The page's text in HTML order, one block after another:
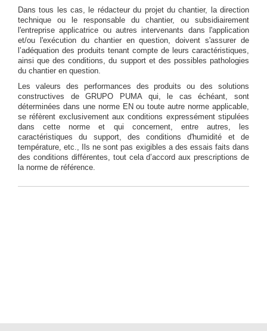
Dans tous les cas, le rédacteur du projet du chantier, la direction
technique ou le responsable du chantier, ou subsidiairement
l'entreprise applicatrice ou autres intervenants dans l'application
et/ou l'exécution du chantier en question, doivent s'assurer de
l’adéquation des produits tenant compte de leurs caractéristiques,
ainsi que des conditions, du support et des possibles pathologies
du chantier en question.
Les valeurs des performances des produits ou des solutions
constructives de GRUPO PUMA qui, le cas échéant, sont
déterminées dans une norme EN ou toute autre norme applicable,
se réfèrent exclusivement aux conditions expressément stipulées
dans cette norme et qui concernent, entre autres, les
caractéristiques du support, des conditions d'humidité et de
température, etc., Ils ne sont pas exigibles a des essais faits dans
des conditions différentes, tout cela d’accord aux prescriptions de
la norme de référence.